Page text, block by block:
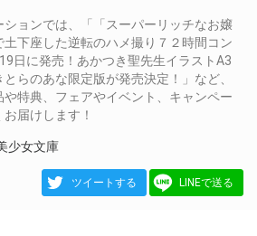
ションでは、「「スーパーリッチなお嬢
下座した逆転のハメ撮り７２時間コン
日に発売！あかつき聖先生イラストA3
らのあな限定版が発売決定！」など、
特典、フェアやイベント、キャンペー
届けします！
少女文庫
ツイートする LINEで送る